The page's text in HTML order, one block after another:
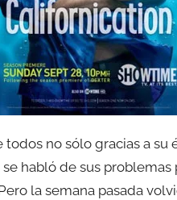
no sólo gracias a su
habló de sus
la semana pasada